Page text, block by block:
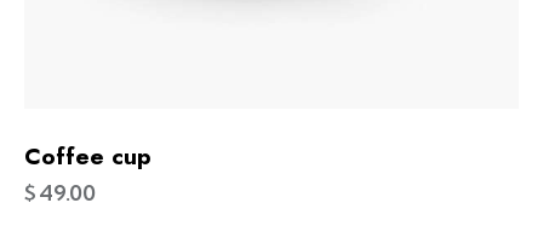
Coffee cup
$49.00